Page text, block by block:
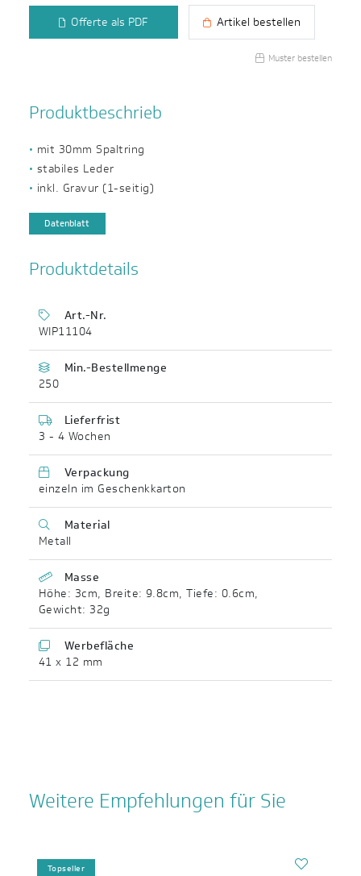
Offerte als PDF Artikel bestellen
Muster bestellen
Produktbeschrieb
mit 30mm Spaltring
stabiles Leder
inkl. Gravur (1-seitig)
Datenblatt
Produktdetails
Art.-Nr.
WIP11104
Min.-Bestellmenge
250
Lieferfrist
3 - 4 Wochen
Verpackung
einzeln im Geschenkkarton
Material
Metall
Masse
Höhe: 3cm, Breite: 9.8cm,Tiefe: 0.6cm,
Gewicht: 32g
Werbefläche
41 x 12 mm
Weitere Empfehlungen für Sie
Topseller